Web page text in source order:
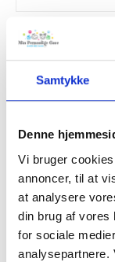
Samtykke
Denne
Vi bruger
annoncer, til at
at analysere
din brug af vores
for sociale
analysepartnere.
Valg af farve
Beige/lys
Brun
Standard tekst -
Min egen tekst
Valg af skrifttype
Skrifttype 2